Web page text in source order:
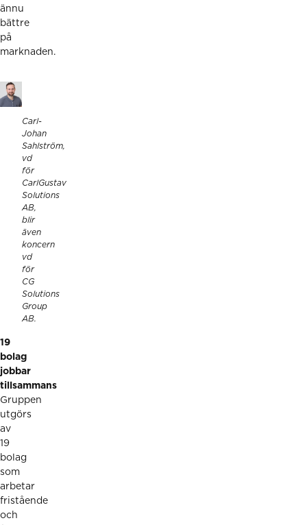
ännu
bättre
på
marknaden.
Carl-
Johan
Sahlström,
vd
för
CarlGustav
Solutions
AB,
blir
även
koncern
vd
för
CG
Solutions
Group
AB.
19
bolag
jobbar
tillsammans
Gruppen
utgörs
av
19
bolag
som
arbetar
fristående
och